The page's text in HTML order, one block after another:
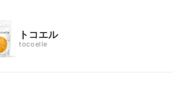
トコエル
tocoelle